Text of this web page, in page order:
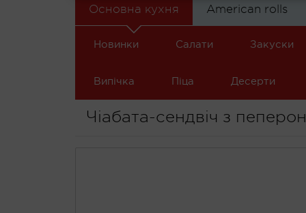
Основна кухня
Новинки Салати Закуски
Випічка Піца Десерти
American rolls
Чіабата-сендвіч з